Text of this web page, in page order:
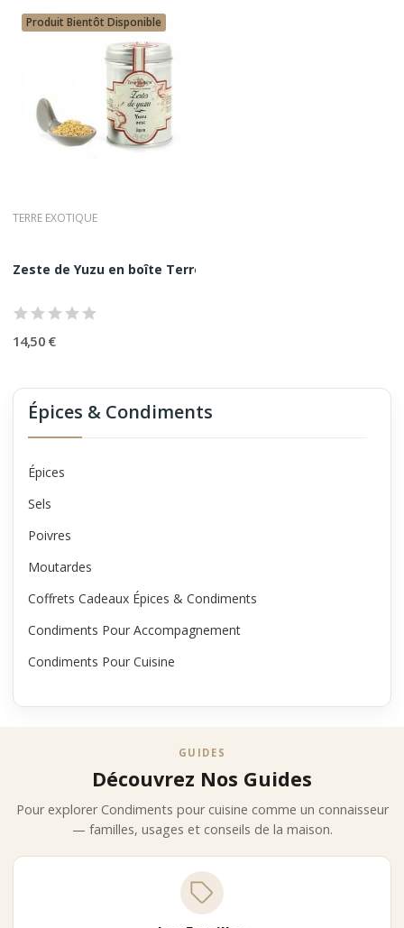
Épices & Condiments
Épices
Sels
Poivres
Moutardes
Coffrets Cadeaux Épices & Condiments
Condiments Pour Accompagnement
Condiments Pour Cuisine
Produit Bientôt Disponible
TERRE EXOTIQUE
Zeste de Yuzu en boîte Terre Exotique 20G
14,50 €
GUIDES
Découvrez Nos Guides
Pour explorer Condiments pour cuisine comme un connaisseur
— familles, usages et conseils de la maison.